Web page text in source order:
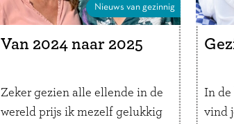
Nieuws van gezinnig
Van 2024 naar 2025
Zeker gezien alle ellende in de
wereld prijs ik mezelf gelukkig
In
vind